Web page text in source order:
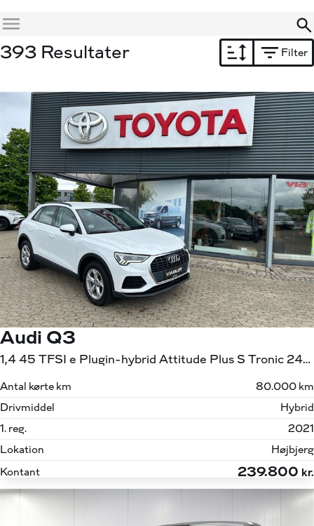
Menu
393 Resultater Filter
Audi Q3
1,4 45 TFSI e Plugin-hybrid Attitude Plus S Tronic 245HK 5d 6g Aut.
Antal kørte km
80.000 km
Drivmiddel
Hybrid
1. reg.
2021
Lokation
Højbjerg
Kontant
239.800 kr.